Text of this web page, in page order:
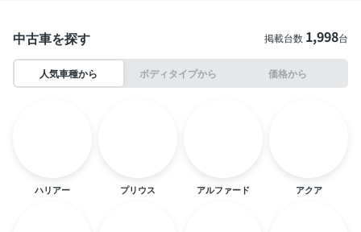
中古車を探す 掲載台数 1,998台
人気車種から ボディタイプから 価格から
ハリアー プリウス アルファード アクア